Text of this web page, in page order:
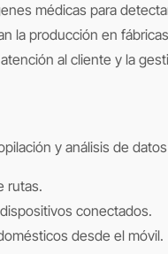
médicas para
la producción en
al cliente y la
y análisis de
rutas.
conectados.
desde el móvil.